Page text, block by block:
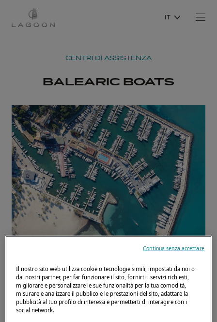
IT
CENTRI DI ASSISTENZA
BALEARIC BOATS
Home page Centri di assistenza BALEARIC BOATS
Il nostro sito web utilizza cookie o tecnologie simili, impostati da noi o
dai nostri partner, per far funzionare il sito, fornirti i servizi richiesti,
migliorare e personalizzare le sue funzionalità per la tua comodità,
misurare e analizzare il pubblico e le prestazioni del sito, adattare la
pubblicità al tuo profilo di interessi e permetterti di interagire con i
social network.
Continua senza accettare